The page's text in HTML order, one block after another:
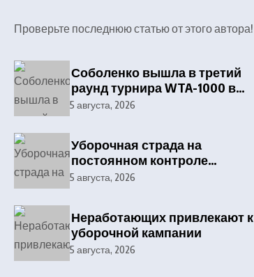
Проверьте последнюю статью от этого автора!
Соболенко вышла в третий
раунд турнира WTA-1000 в
Торонто
5 августа, 2026
Уборочная страда на
постоянном контроле
отраслевого профсоюза и
5 августа, 2026
Неработающих привлекают к
уборочной кампании
5 августа, 2026